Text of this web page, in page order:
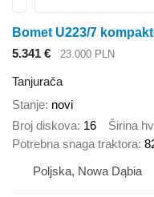
Bomet U223/7
5.341 €
23.000 PLN
Tanjurača
Stanje novi
Broj diskova 16 Širina
Potrebna snaga traktora
Poljska, Nowa Dąbia